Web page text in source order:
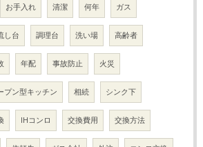
お手入れ 清潔 何年 ガス
し台 調理台 洗い場 高齢者
年配 事故防止 火災
プン型キッチン 相続 シンク下
IHコンロ 交換費用 交換方法